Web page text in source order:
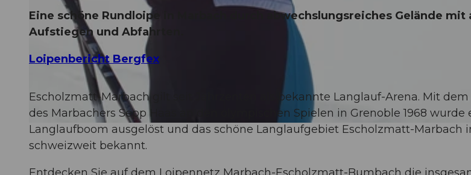
© Maurin Bisig, UNESCO Biosphäre Entlebuch
Eine schöne Rundloipe in Marbach durch abwechslungsreiches Gelände mit
Aufstiegen und Abfahrten.
Loipenbericht Bergfex
Escholzmatt-Marbach gilt seit Jahrzenten als bekannte Langlauf-Arena. Mit
des Marbachers Sepp Haas an den olympischen Spielen in Grenoble 1968
Langlaufboom ausgelöst und das schöne Langlaufgebiet Escholzmatt-Marbach
schweizweit bekannt.